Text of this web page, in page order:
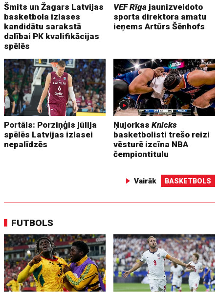
Šmits un Žagars Latvijas
basketbola izlases
kandidātu sarakstā
dalībai PK kvalifikācijas
spēlēs
VEF Rīga jaunizveidoto
sporta direktora amatu
ieņems Artūrs Šēnhofs
Portāls: Porziņģis jūlija
spēlēs Latvijas izlasei
nepalīdzēs
ŅujorkasKnicks
basketbolisti trešo reizi
vēsturē izcīna NBA
čempiontitulu
Vairāk BASKETBOLS
FUTBOLS